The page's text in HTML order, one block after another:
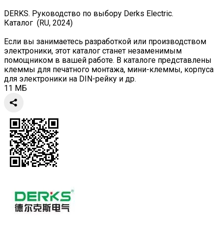
DERKS. Руководство по выбору Derks Electric.
Каталог (RU, 2024)
Если вы занимаетесь разработкой или производством
электроники, этот каталог станет незаменимым
помощником в вашей работе. В каталоге представлены
клеммы для печатного монтажа, мини-клеммы, корпуса
для электроники на DIN-рейку и др.
11 МБ